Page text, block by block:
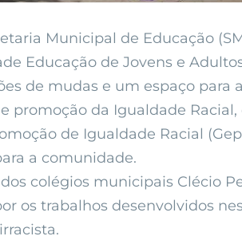
Municipal de Educação
Educação de Jovens e
de mudas e um espaço para
da Igualdade
de Igualdade Racial
a comunidade.
colégios municipais Clécio
os trabalhos desenvolvidos